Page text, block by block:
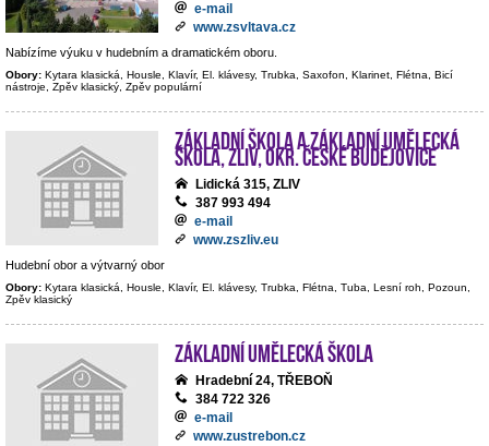
e-mail
www.zsvltava.cz
Nabízíme výuku v hudebním a dramatickém oboru.
Obory: Kytara klasická, Housle, Klavír, El. klávesy, Trubka, Saxofon, Klarinet, Flétna, Bicí
nástroje, Zpěv klasický, Zpěv populární
Základní škola a Základní umělecká
škola, Zliv, okr. České Budějovice
Lidická 315, ZLIV
387 993 494
e-mail
www.zszliv.eu
Hudební obor a výtvarný obor
Obory: Kytara klasická, Housle, Klavír, El. klávesy, Trubka, Flétna, Tuba, Lesní roh, Pozoun,
Zpěv klasický
Základní umělecká škola
Hradební 24, TŘEBOŇ
384 722 326
e-mail
www.zustrebon.cz